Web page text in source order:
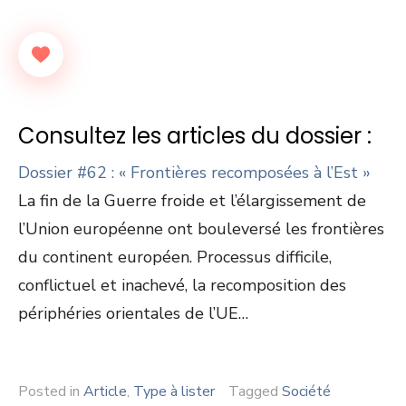
Consultez les articles du dossier :
Dossier #62 : « Frontières recomposées à l’Est »
La fin de la Guerre froide et l’élargissement de
l’Union européenne ont bouleversé les frontières
du continent européen. Processus difficile,
conflictuel et inachevé, la recomposition des
périphéries orientales de l’UE…
Posted in Article, Type à lister Tagged Société